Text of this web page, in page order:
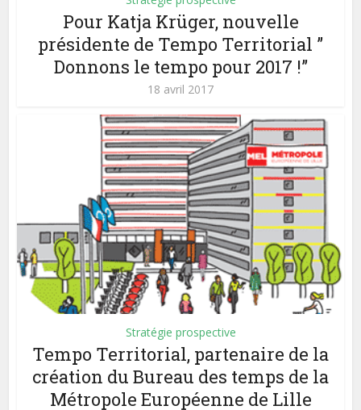
Pour Katja Krüger, nouvelle
présidente de Tempo Territorial ”
Donnons le tempo pour 2017 !”
18 avril 2017
Stratégie prospective
Tempo Territorial, partenaire de la
création du Bureau des temps de la
Métropole Européenne de Lille